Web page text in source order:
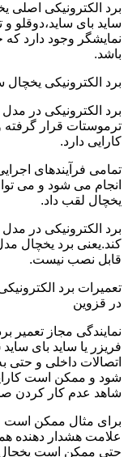
ساید بای
نمایشگر وجود دارد
باشد.
برد الکترونیکی
برد الکترونیکی در
ترموستات قرار گرفته
کارایی دارد.
تمامی فرآیندهای
انجام می شود و می
یخچال لقب داد.
برد الکترونیکی در
قابل نصب نیست.
تعمیرات برد
در قزوین
نمایندگی مجاز تعمیر
اتصالات داخلی و
شود و ممکن است
شاهد عدم کار کردن
برای مثال ممکن است
علامت هشدار دهنده
حتی ممکن است یخچال